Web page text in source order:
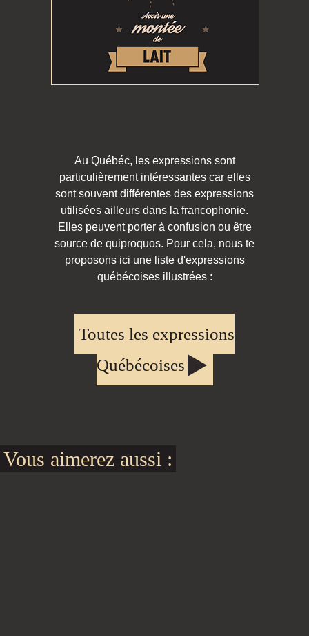
Au Québéc, les expressions sont
particulièrement intéressantes car elles
sont souvent différentes des expressions
utilisées ailleurs dans la francophonie.
Elles peuvent porter à confusion ou être
source de quiproquos. Pour cela, nous te
proposons ici une liste d'expressions
québécoises illustrées :
Toutes les expressions
Québécoises
Vous aimerez aussi :